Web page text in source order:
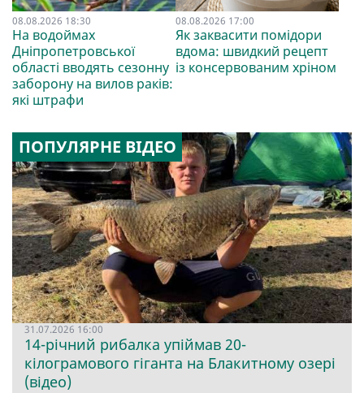
08.08.2026 18:30
На водоймах
Дніпропетровської
області вводять сезонну
заборону на вилов раків:
які штрафи
08.08.2026 17:00
Як заквасити помідори
вдома: швидкий рецепт
із консервованим хріном
ПОПУЛЯРНЕ ВІДЕО
31.07.2026 16:00
14-річний рибалка упіймав 20-
кілограмового гіганта на Блакитному озері
(відео)